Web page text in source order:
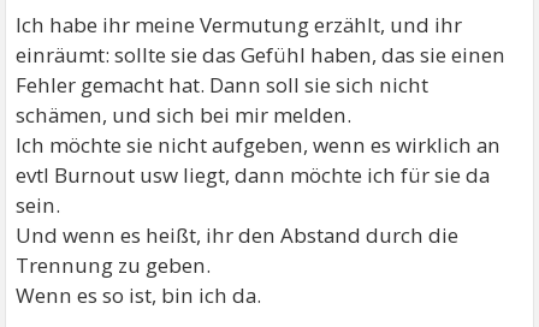
Ich habe ihr meine Vermutung erzählt, und ihr
einräumt: sollte sie das Gefühl haben, das sie einen
Fehler gemacht hat. Dann soll sie sich nicht
schämen, und sich bei mir melden.
Ich möchte sie nicht aufgeben, wenn es wirklich an
evtl Burnout usw liegt, dann möchte ich für sie da
sein.
Und wenn es heißt, ihr den Abstand durch die
Trennung zu geben.
Wenn es so ist, bin ich da.